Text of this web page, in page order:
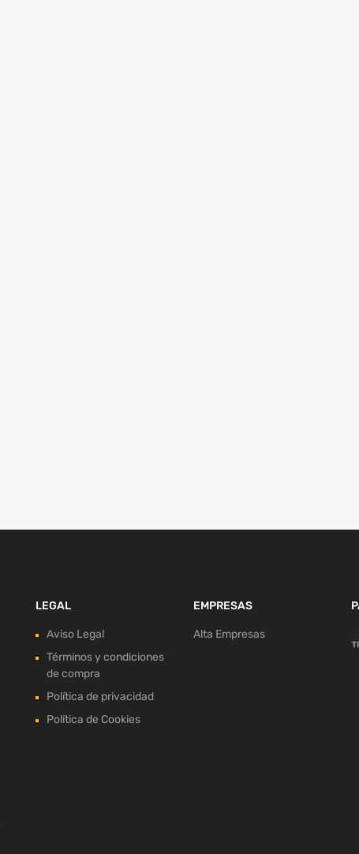
LEGAL
Aviso Legal
Términos y condiciones
de compra
Política de privacidad
Política de Cookies
EMPRESAS
Alta Empresas